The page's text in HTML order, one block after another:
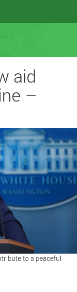
aid
–
to a peaceful